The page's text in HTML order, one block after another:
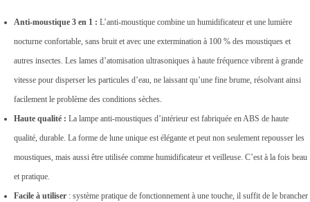
Anti-moustique 3 en 1 : L’anti-moustique combine un humidificateur et une lumière
nocturne confortable, sans bruit et avec une extermination à 100 % des moustiques et
autres insectes. Les lames d’atomisation ultrasoniques à haute fréquence vibrent à grande
vitesse pour disperser les particules d’eau, ne laissant qu’une fine brume, résolvant ainsi
facilement le problème des conditions sèches.
Haute qualité : La lampe anti-moustiques d’intérieur est fabriquée en ABS de haute
qualité, durable. La forme de lune unique est élégante et peut non seulement repousser les
moustiques, mais aussi être utilisée comme humidificateur et veilleuse. C’est à la fois beau
et pratique.
Facile à utiliser : système pratique de fonctionnement à une touche, il suffit de le brancher